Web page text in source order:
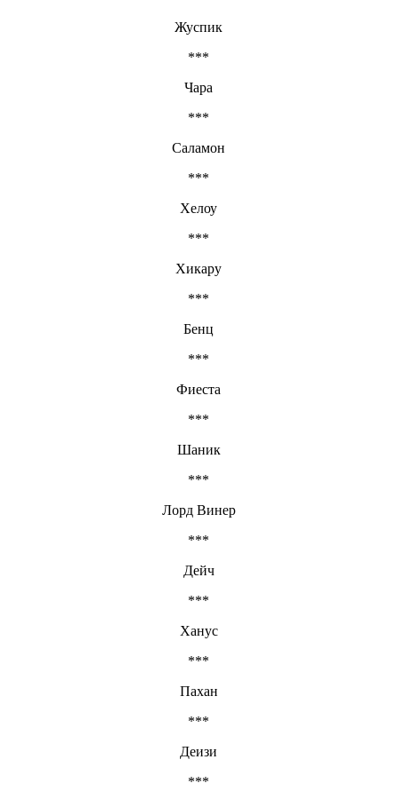
Жуспик
***
Чара
***
Саламон
***
Хелоу
***
Хикару
***
Бенц
***
Фиеста
***
Шаник
***
Лорд Винер
***
Дейч
***
Ханус
***
Пахан
***
Деизи
***